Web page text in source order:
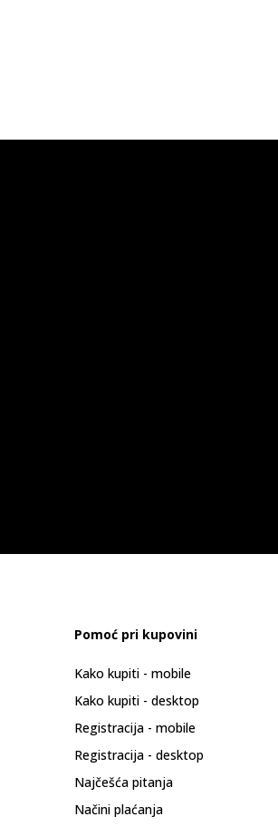
Pomoć pri kupovini
Kako kupiti - mobile
Kako kupiti - desktop
Registracija - mobile
Registracija - desktop
Najčešća pitanja
Načini plaćanja